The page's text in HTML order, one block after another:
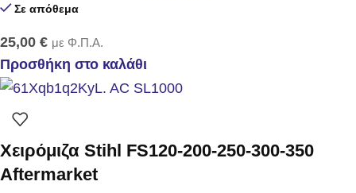
Σε απόθεμα
25,00 € με Φ.Π.Α.
Προσθήκη στο καλάθι
Χειρόμιζα Stihl FS120-200-250-300-350
Aftermarket